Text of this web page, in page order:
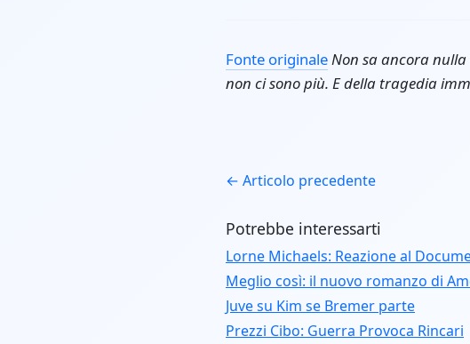
Fonte originaleNon sa ancora nulla
non ci sono più. E della tragedia
← Articolo precedente
Potrebbe interessarti
Lorne Michaels: Reazione al
Meglio così: il nuovo romanzo di
Juve su Kim se Bremer parte
Prezzi Cibo: Guerra Provoca Rincari